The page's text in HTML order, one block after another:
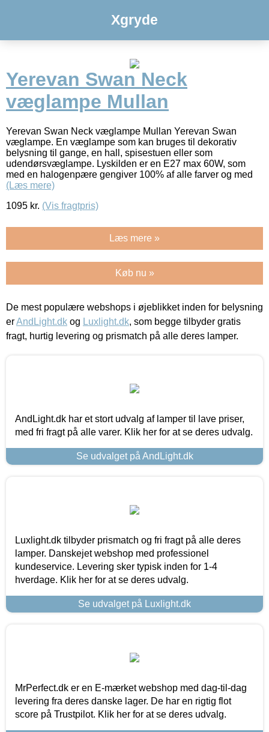
Xgryde
Yerevan Swan Neck
væglampe Mullan
Yerevan Swan Neck væglampe Mullan Yerevan Swan
væglampe. En væglampe som kan bruges til dekorativ
belysning til gange, en hall, spisestuen eller som
udendørsvæglampe. Lyskilden er en E27 max 60W, som
med en halogenpære gengiver 100% af alle farver og med
(Læs mere)
1095 kr. (Vis fragtpris)
Læs mere »
Køb nu »
De mest populære webshops i øjeblikket inden for belysning
erAndLight.dk og Luxlight.dk, som begge tilbyder gratis
fragt, hurtig levering og prismatch på alle deres lamper.
AndLight.dk har et stort udvalg af lamper til lave priser,
med fri fragt på alle varer. Klik her for at se deres udvalg.
Se udvalget på AndLight.dk
Luxlight.dk tilbyder prismatch og fri fragt på alle deres
lamper. Danskejet webshop med professionel
kundeservice. Levering sker typisk inden for 1-4
hverdage. Klik her for at se deres udvalg.
Se udvalget på Luxlight.dk
MrPerfect.dk er en E-mærket webshop med dag-til-dag
levering fra deres danske lager. De har en rigtig flot
score på Trustpilot. Klik her for at se deres udvalg.